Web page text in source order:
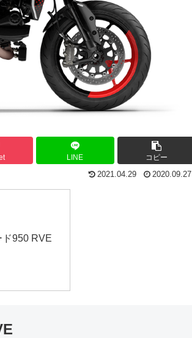
LINE コピー
2021.04.29 2020.09.27
950 RVE